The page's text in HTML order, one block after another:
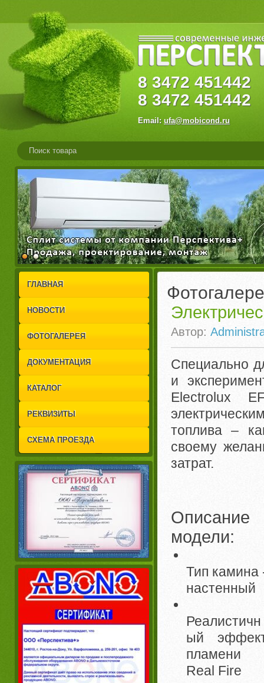
8 3472
8 3472 451442
Email: ufa@mobicond.ru
1
2
ГЛАВНАЯ
НОВОСТИ
ФОТОГАЛЕРЕЯ
ДОКУМЕНТАЦИЯ
КАТАЛОГ
РЕКВИЗИТЫ
СХЕМА ПРОЕЗДА
Автор:
Специально
и
Electrolux
топлива –
своему
затрат.
Описание
модели:
Тип камина
настенный
Реалистичн
ый
пламени
Real Fire